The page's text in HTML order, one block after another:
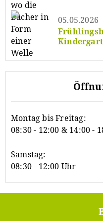
05.05.2026
Montag bis Freitag:
08:30 - 12:00 & 14:00 -
Samstag:
08:30 - 12:00 Uhr